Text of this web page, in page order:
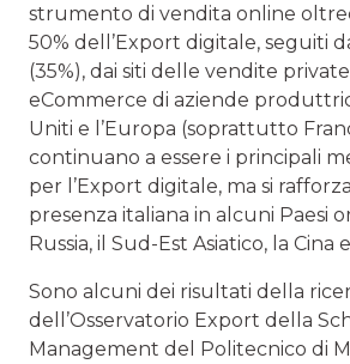
strumento di vendita online
50% dell’Export digitale, seguiti
(35%), dai siti delle vendite
eCommerce di aziende
Uniti e l’Europa (soprattutto
continuano a essere i principali
per l’Export digitale, ma si
presenza italiana in alcuni Paesi
Russia, il Sud-Est Asiatico, la Cina
Sono alcuni dei risultati della
dell’Osservatorio Export della
Management del Politecnico di